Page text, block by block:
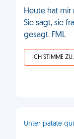
Heute hat mir
Sie sagt, sie
gesagt. FML
Unter patate